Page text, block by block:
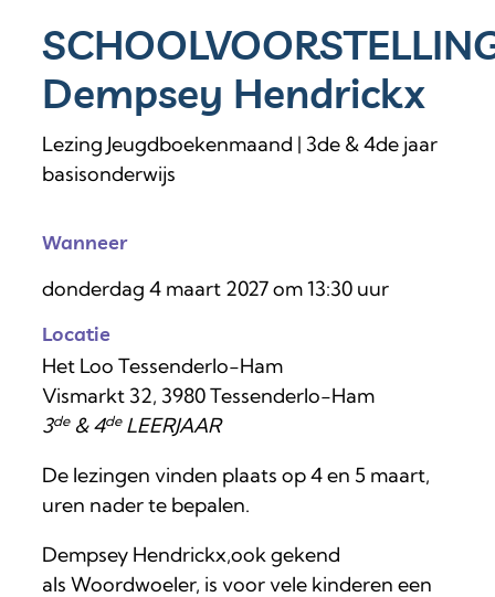
Dempsey Hendrickx
Lezing Jeugdboekenmaand | 3de & 4de jaar
basisonderwijs
Wanneer
donderdag 4 maart 2027om13:30 uur
Locatie
Het Loo Tessenderlo-Ham
Vismarkt 32, 3980Tessenderlo-Ham
3de& 4deLEERJAAR
De lezingen vinden plaats op 4 en 5 maart,
uren nader te bepalen.
Dempsey Hendrickx,ook gekend
als Woordwoeler, is voor vele kinderen een